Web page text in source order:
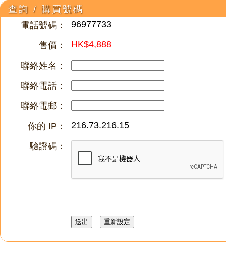
查詢 / 購買號碼
電話號碼：
96977733
售價： HK$4,888
聯絡姓名：
聯絡電話：
聯絡電郵：
你的 IP：
216.73.216.15
驗證碼：